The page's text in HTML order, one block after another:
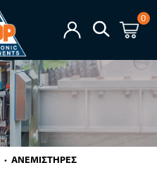
0
ΑΝΕΜΙΣΤΗΡΕΣ